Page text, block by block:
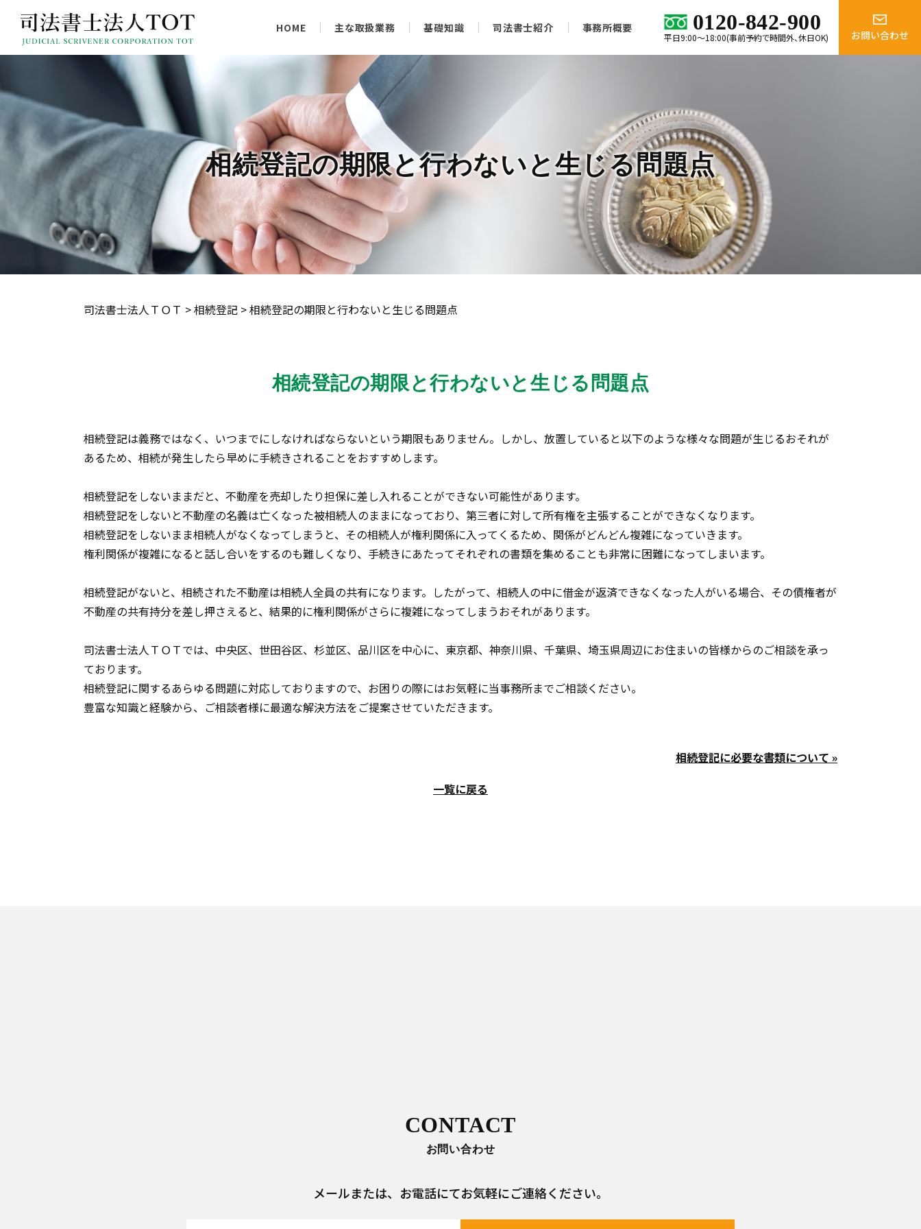
0120-842-900
平日9:00～18:00(事前予約で時間外、休日OK) お問い合わせ
HOME 主な取扱業務 基礎知識 司法書士紹介 事務所概要
相続登記の期限と行わないと生じる問題点
司法書士法人ＴＯＴ >相続登記 >相続登記の期限と行わないと生じる問題点
相続登記の期限と行わないと生じる問題点
相続登記は義務ではなく、いつまでにしなければならないという期限もありません。しかし、放置していると以下のような様々な問題が生じるおそれが
あるため、相続が発生したら早めに手続きされることをおすすめします。
相続登記をしないままだと、不動産を売却したり担保に差し入れることができない可能性があります。
相続登記をしないと不動産の名義は亡くなった被相続人のままになっており、第三者に対して所有権を主張することができなくなります。
相続登記をしないまま相続人がなくなってしまうと、その相続人が権利関係に入ってくるため、関係がどんどん複雑になっていきます。
権利関係が複雑になると話し合いをするのも難しくなり、手続きにあたってそれぞれの書類を集めることも非常に困難になってしまいます。
相続登記がないと、相続された不動産は相続人全員の共有になります。したがって、相続人の中に借金が返済できなくなった人がいる場合、その債権者が
不動産の共有持分を差し押さえると、結果的に権利関係がさらに複雑になってしまうおそれがあります。
司法書士法人ＴＯＴでは、中央区、世田谷区、杉並区、品川区を中心に、東京都、神奈川県、千葉県、埼玉県周辺にお住まいの皆様からのご相談を承っ
ております。
相続登記に関するあらゆる問題に対応しておりますので、お困りの際にはお気軽に当事務所までご相談ください。
豊富な知識と経験から、ご相談者様に最適な解決方法をご提案させていただきます。
相続登記に必要な書類について »
一覧に戻る
CONTACT
お問い合わせ
メールまたは、 お電話にてお気軽にご連絡ください。